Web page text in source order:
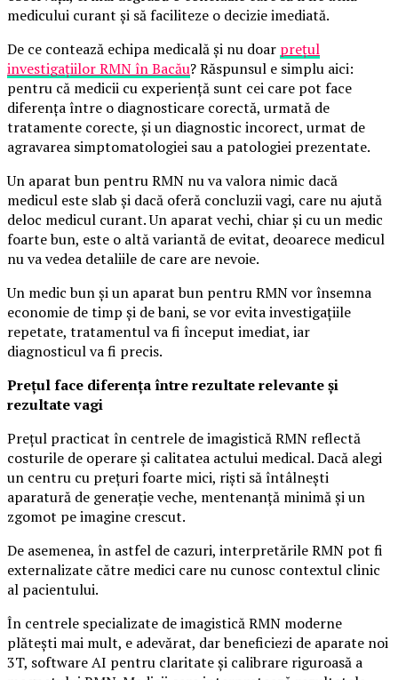
medicului curant și să faciliteze o decizie imediată.
De ce contează echipa medicală și nu doar prețul
investigațiilor RMN în Bacău? Răspunsul e simplu aici:
pentru că medicii cu experiență sunt cei care pot face
diferența între o diagnosticare corectă, urmată de
tratamente corecte, și un diagnostic incorect, urmat de
agravarea simptomatologiei sau a patologiei prezentate.
Un aparat bun pentru RMN nu va valora nimic dacă
medicul este slab și dacă oferă concluzii vagi, care nu ajută
deloc medicul curant. Un aparat vechi, chiar și cu un medic
foarte bun, este o altă variantă de evitat, deoarece medicul
nu va vedea detaliile de care are nevoie.
Un medic bun și un aparat bun pentru RMN vor însemna
economie de timp și de bani, se vor evita investigațiile
repetate, tratamentul va fi început imediat, iar
diagnosticul va fi precis.
Prețul face diferența între rezultate relevante și
rezultate vagi
Prețul practicat în centrele de imagistică RMN reflectă
costurile de operare și calitatea actului medical. Dacă alegi
un centru cu prețuri foarte mici, riști să întâlnești
aparatură de generație veche, mentenanță minimă și un
zgomot pe imagine crescut.
De asemenea, în astfel de cazuri, interpretările RMN pot fi
externalizate către medici care nu cunosc contextul clinic
al pacientului.
În centrele specializate de imagistică RMN moderne
plătești mai mult, e adevărat, dar beneficiezi de aparate noi
3T, software AI pentru claritate și calibrare riguroasă a